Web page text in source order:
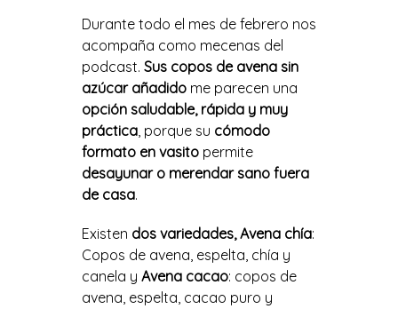
Durante todo el mes de febrero nos
acompaña como mecenas del
podcast. Sus copos de avena sin
azúcar añadidome parecen una
opción saludable, rápida y muy
práctica, porque su cómodo
formato en vasitopermite
desayunar o merendar sano fuera
de casa.
Existen dos variedades, Avena chía:
Copos de avena, espelta, chía y
canela y Avena cacao: copos de
avena, espelta, cacao puro y